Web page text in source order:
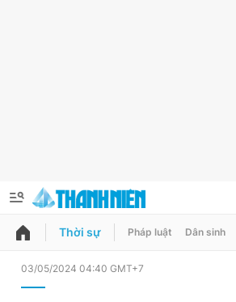
QUẢNG CÁO
Thời sự Pháp luật Dân sinh
03/05/2024 04:40 GMT+7